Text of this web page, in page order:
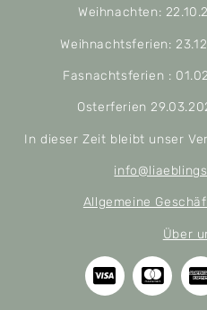
Weihnachten:
Weihnachtsferien:
Fasnachtsferien :
Osterferien
In dieser Zeit bleibt unser
Allgemeine
Über